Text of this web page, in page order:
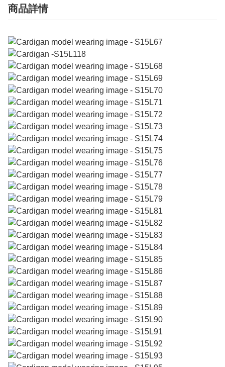
商品詳情